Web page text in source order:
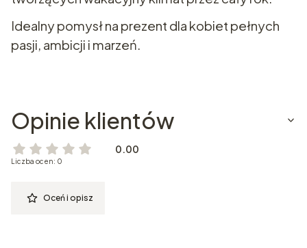
Idealny pomysł na prezent dla kobiet pełnych
pasji, ambicji i marzeń.
Opinie klientów
0.00
Liczba ocen: 0
Oceń i opisz